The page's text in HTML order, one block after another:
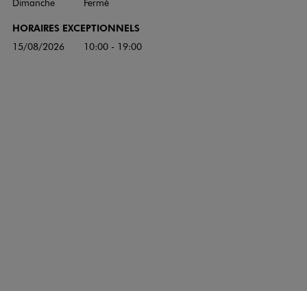
HORAIRES EXCEPTIONNELS
15/08/2026 10:00 - 19:00